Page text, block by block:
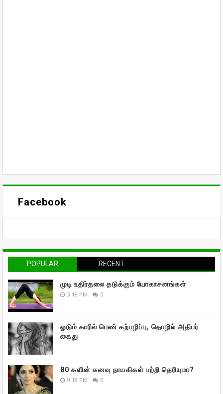
Facebook
POPULAR RECENT
முடி உதிர்தலை தடுக்கும் யோகாசனங்கள்
3:18 PM 0
ஓடும் காரில் பெண் கற்பழிப்பு, தொழில் அதிபர்
கைது
80 களின் கனவு நாயகிகள் பற்றி தெரியுமா?
9:18 PM 0